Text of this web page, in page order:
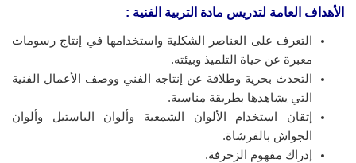
الأهداف العامة لتدريس مادة التربية الفنية :
التعرف على العناصر الشكلية واستخدامها في إنتاج رسومات
معبرة عن حياة التلميذ وبيئته.
التحدث بحرية وطلاقة عن إنتاجه الفني ووصف الأعمال الفنية
التي يشاهدها بطريقة مناسبة.
إتقان استخدام الألوان الشمعية وألوان الباستيل وألوان
الجواش بالفرشاة.
إدراك مفهوم الزخرفة.